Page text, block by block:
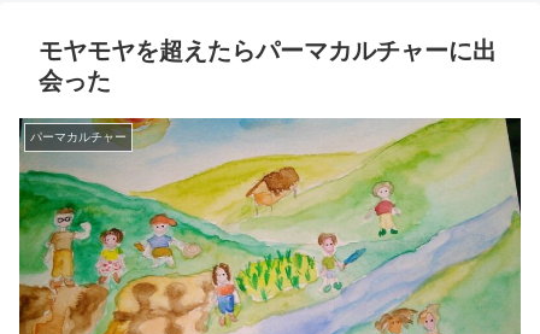
モヤモヤを超えたらパーマカルチャーに出
会った
パーマカルチャー